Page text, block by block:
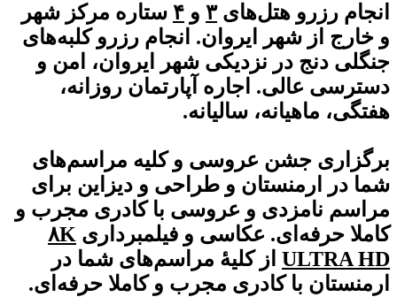
انجام رزرو هتل‌های۳ و ۴ ستاره مرکز شهر
و خارج از شهر ایروان. انجام رزرو کلبه‌های
جنگلی دنج در نزدیکی شهر ایروان، امن و
دسترسی عالی. اجاره آپارتمان روزانه،
هفتگی، ماهیانه، سالیانه.
برگزاری جشن عروسی و کلیه مراسم‌های
شما در ارمنستان و طراحی و دیزاین برای
مراسم نامزدی و عروسی با کادری مجرب و
کاملا حرفه‌ای. عکاسی و فیلمبرداری ۸K
ULTRA HD از کلیۀ مراسم‌های شما در
ارمنستان با کادری مجرب و کاملا حرفه‌ای.